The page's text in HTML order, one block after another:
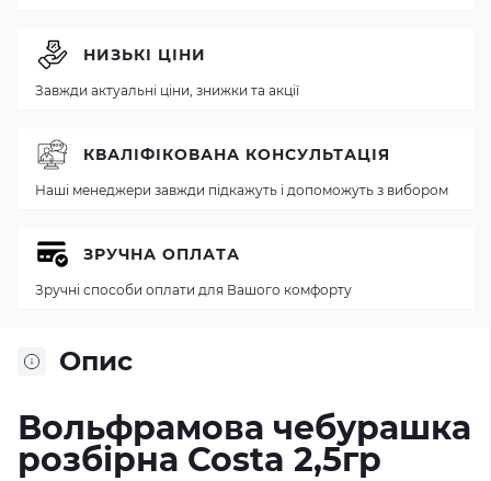
Опис
Вольфрамова чебурашка
розбірна Costa 2,5гр
НИЗЬКІ ЦІНИ
Завжди актуальні ціни, знижки та акції
КВАЛІФІКОВАНА КОНСУЛЬТАЦІЯ
Наші менеджери завжди підкажуть і допоможуть з вибором
ЗРУЧНА ОПЛАТА
Зручні способи оплати для Вашого комфорту